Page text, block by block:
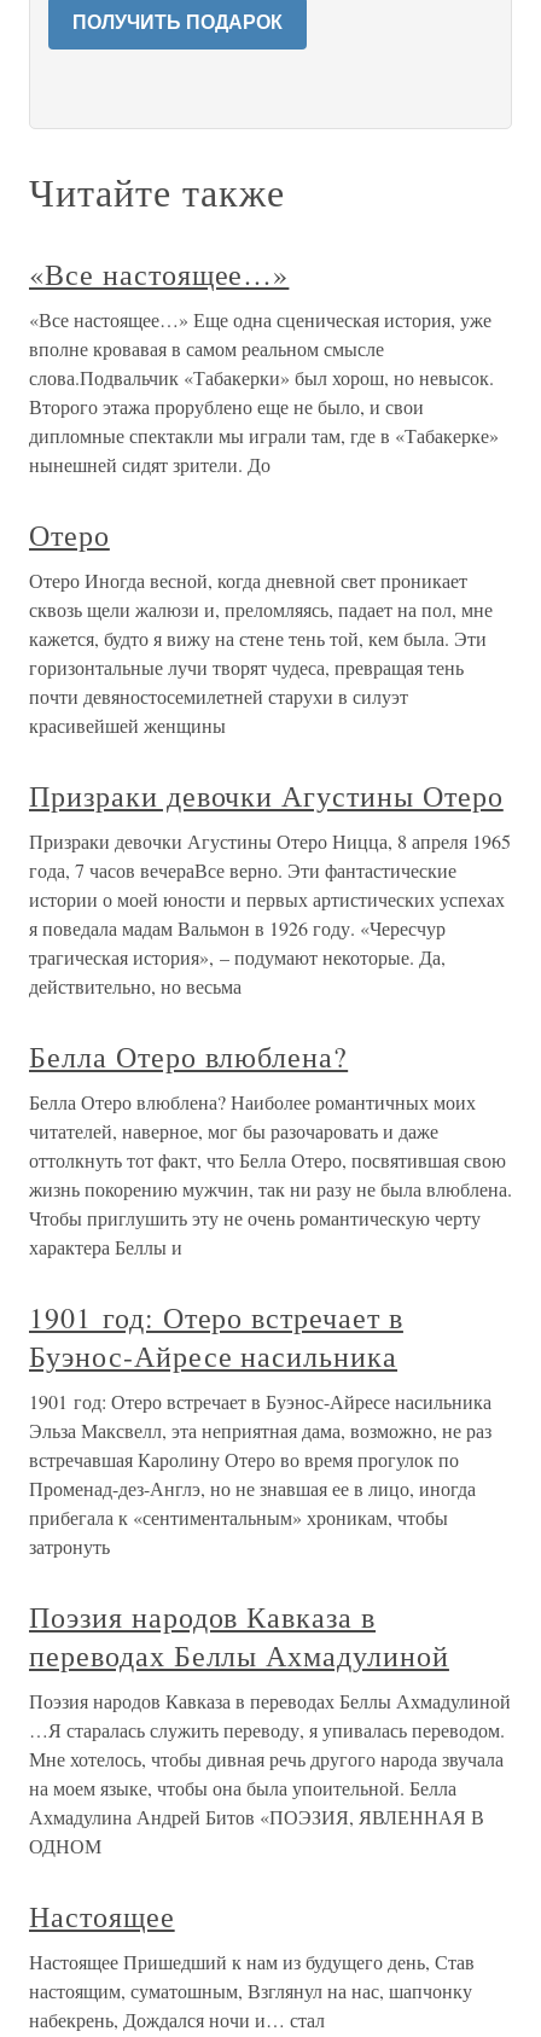
ПОЛУЧИТЬ ПОДАРОК
Читайте также
«Все настоящее…»
«Все настоящее…» Еще одна сценическая история, уже
вполне кровавая в самом реальном смысле
слова.Подвальчик «Табакерки» был хорош, но невысок.
Второго этажа прорублено еще не было, и свои
дипломные спектакли мы играли там, где в «Табакерке»
нынешней сидят зрители. До
Отеро
Отеро Иногда весной, когда дневной свет проникает
сквозь щели жалюзи и, преломляясь, падает на пол, мне
кажется, будто я вижу на стене тень той, кем была. Эти
горизонтальные лучи творят чудеса, превращая тень
почти девяностосемилетней старухи в силуэт
красивейшей женщины
Призраки девочки Агустины Отеро
Призраки девочки Агустины Отеро Ницца, 8 апреля 1965
года, 7 часов вечераВсе верно. Эти фантастические
истории о моей юности и первых артистических успехах
я поведала мадам Вальмон в 1926 году. «Чересчур
трагическая история», – подумают некоторые. Да,
действительно, но весьма
Белла Отеро влюблена?
Белла Отеро влюблена? Наиболее романтичных моих
читателей, наверное, мог бы разочаровать и даже
оттолкнуть тот факт, что Белла Отеро, посвятившая свою
жизнь покорению мужчин, так ни разу не была влюблена.
Чтобы приглушить эту не очень романтическую черту
характера Беллы и
1901 год: Отеро встречает в
Буэнос-Айресе насильника
1901 год: Отеро встречает в Буэнос-Айресе насильника
Эльза Максвелл, эта неприятная дама, возможно, не раз
встречавшая Каролину Отеро во время прогулок по
Променад-дез-Англэ, но не знавшая ее в лицо, иногда
прибегала к «сентиментальным» хроникам, чтобы
затронуть
Поэзия народов Кавказа в
переводах Беллы Ахмадулиной
Поэзия народов Кавказа в переводах Беллы Ахмадулиной
…Я старалась служить переводу, я упивалась переводом.
Мне хотелось, чтобы дивная речь другого народа звучала
на моем языке, чтобы она была упоительной. Белла
Ахмадулина Андрей Битов «ПОЭЗИЯ, ЯВЛЕННАЯ В
ОДНОМ
Настоящее
Настоящее Пришедший к нам из будущего день, Став
настоящим, суматошным, Взглянул на нас, шапчонку
набекрень, Дождался ночи и… стал